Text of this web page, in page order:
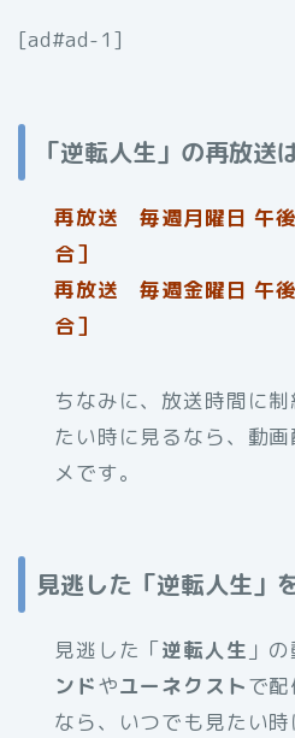
[ad#ad-1]
「逆転人生」の再放送
再放送 毎週月曜日 午
合］
再放送 毎週金曜日 午
合］
ちなみに、放送時間に
たい時に見るなら、動
メです。
見逃した「逆転人生」
見逃した「逆転人生 」
ンドやユーネクストで
なら、いつでも見たい